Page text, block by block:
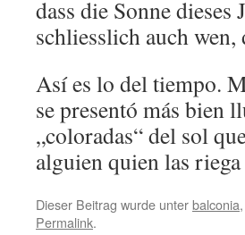
dass die Sonne
schliesslich auch wen,
Así es lo del tiempo.
se presentó más bien
„coloradas“ del sol
alguien quien las
Dieser Beitrag wurde unterbalconia,
Permalink.